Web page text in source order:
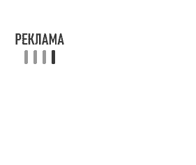
Работают
курсы. Есть общежитие и